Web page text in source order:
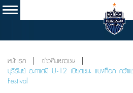
หน้าแรก
ข่าวทีมเยาวชน
บุรีรัมย์ อะคาเดมี U-12 เบียดชนะ แบงค็อก คว้า
Festival